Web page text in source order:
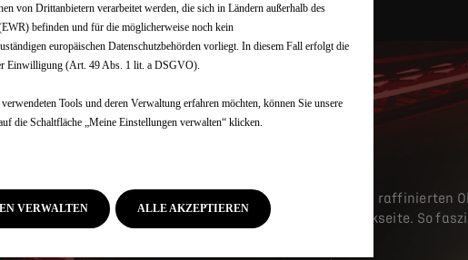
Eleganz und Präzision. Die sinnlich gestalteten, raffinierten
scharf konturierten Linien von Vorder- und Rückseite. So
von Drittanbietern verarbeitet werden, die sich in Ländern außerhalb des
befinden und für die möglicherweise noch kein
europäischen Datenschutzbehörden vorliegt. In diesem Fall erfolgt die
Einwilligung (Art. 49 Abs. 1 lit. a DSGVO).
Tools und deren Verwaltung erfahren möchten, können Sie unsere
die Schaltfläche „Meine Einstellungen verwalten“ klicken.
VERWALTEN ALLE AKZEPTIEREN